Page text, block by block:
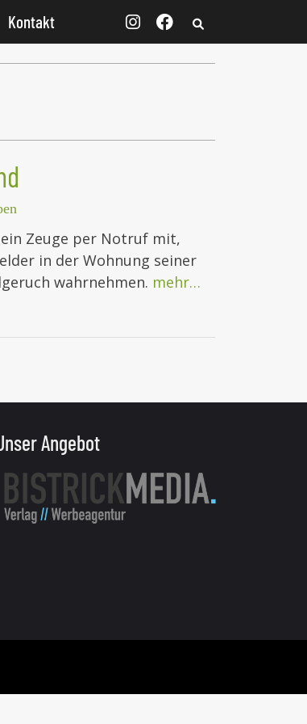
Kontakt
Zeuge per Notruf mit,
in der Wohnung seiner
wahrnehmen. mehr…
Angebot